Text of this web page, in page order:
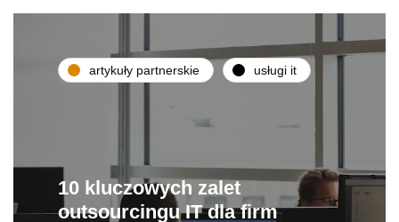
artykuły partnerskie usługi it
10 kluczowych zalet
outsourcingu IT dla firm